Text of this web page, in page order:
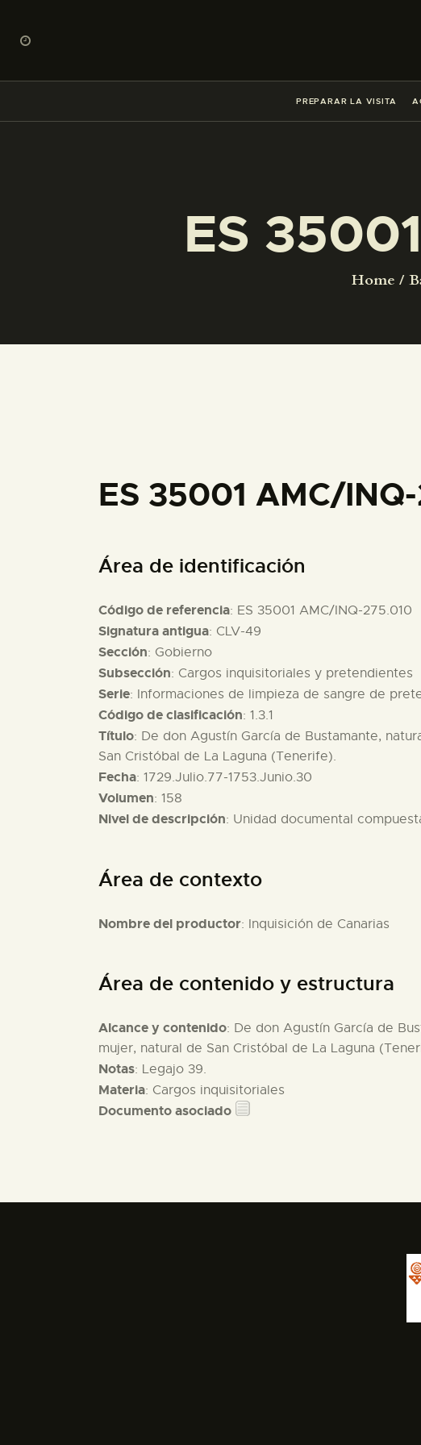
PREPARAR LA VISITA
ES
Home
█
█
ES 35001 AMC/
Área de identificación
Código de referencia: ES 35001 AMC/INQ-275.010
Signatura antigua: CLV-49
Sección: Gobierno
Subsección: Cargos inquisitoriales y pretendientes
Serie: Informaciones de limpieza de sangre de
Código de clasificación: 1.3.1
Título: De don Agustín García de Bustamante,
San Cristóbal de La Laguna (Tenerife).
Fecha: 1729.Julio.77-1753.Junio.30
Volumen: 158
Nivel de descripción: Unidad documental
Área de contexto
Nombre del productor: Inquisición de Canarias
Área de contenido y estructura
Alcance y contenido: De don Agustín García de
mujer, natural de San Cristóbal de La Laguna
Notas: Legajo 39.
Materia: Cargos inquisitoriales
Documento asociado